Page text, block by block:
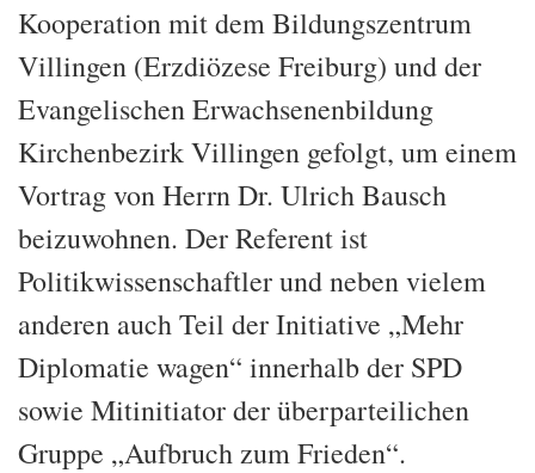
Kooperation mit dem Bildungszentrum
Villingen (Erzdiözese Freiburg) und der
Evangelischen Erwachsenenbildung
Kirchenbezirk Villingen gefolgt, um einem
Vortrag von Herrn Dr. Ulrich Bausch
beizuwohnen. Der Referent ist
Politikwissenschaftler und neben vielem
anderen auch Teil der Initiative „Mehr
Diplomatie wagen“ innerhalb der SPD
sowie Mitinitiator der überparteilichen
Gruppe „Aufbruch zum Frieden“.